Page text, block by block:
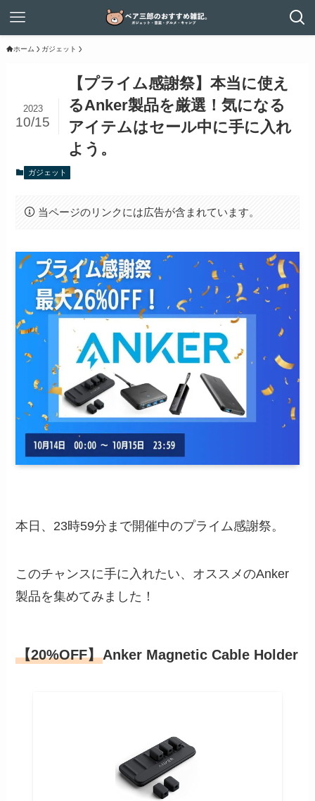
ホーム ガジェット
【プライム感謝祭】本当に使え
るAnker製品を厳選！気になる
アイテムはセール中に手に入れ
よう。
2023
10/15
ガジェット
当ページのリンクには広告が含まれています。
本日、23時59分まで開催中のプライム感謝祭。
このチャンスに手に入れたい、オススメのAnker
製品を集めてみました！
【20%OFF】Anker Magnetic Cable Holder